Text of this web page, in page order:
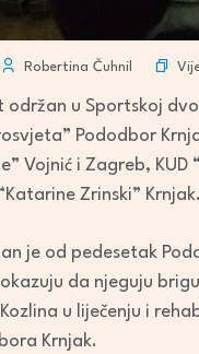
Robertina Čuhnil
u Sportskoj
Pododbor
Vojnić i Zagreb,
Zrinski” Krnjak.
je od pedesetak
da njeguju
u liječenju i
Krnjak.